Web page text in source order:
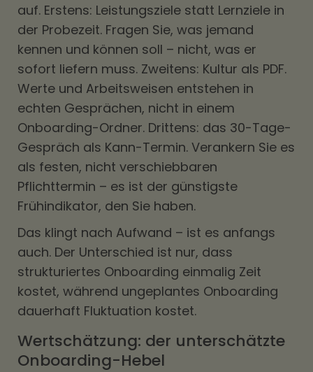
auf. Erstens: Leistungsziele statt Lernziele in
der Probezeit. Fragen Sie, was jemand
kennen und können soll – nicht, was er
sofort liefern muss. Zweitens: Kultur als PDF.
Werte und Arbeitsweisen entstehen in
echten Gesprächen, nicht in einem
Onboarding-Ordner. Drittens: das 30-Tage-
Gespräch als Kann-Termin. Verankern Sie es
als festen, nicht verschiebbaren
Pflichttermin – es ist der günstigste
Frühindikator, den Sie haben.
Das klingt nach Aufwand – ist es anfangs
auch. Der Unterschied ist nur, dass
strukturiertes Onboarding einmalig Zeit
kostet, während ungeplantes Onboarding
dauerhaft Fluktuation kostet.
Wertschätzung: der unterschätzte
Onboarding-Hebel